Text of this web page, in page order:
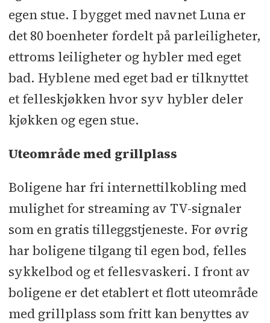
egen stue. I bygget med navnet Luna er
det 80 boenheter fordelt på parleiligheter,
ettroms leiligheter og hybler med eget
bad. Hyblene med eget bad er tilknyttet
et felleskjøkken hvor syv hybler deler
kjøkken og egen stue.
Uteområde med grillplass
Boligene har fri internettilkobling med
mulighet for streaming av TV-signaler
som en gratis tilleggstjeneste. For øvrig
har boligene tilgang til egen bod, felles
sykkelbod og et fellesvaskeri. I front av
boligene er det etablert et flott uteområde
med grillplass som fritt kan benyttes av